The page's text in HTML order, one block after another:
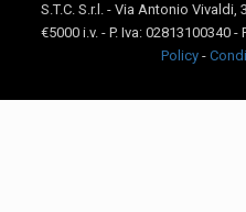
S.T.C. S.r.l. - Via Antonio Vivaldi,
€5000 i.v. - P. Iva: 02813100340 -
Policy -